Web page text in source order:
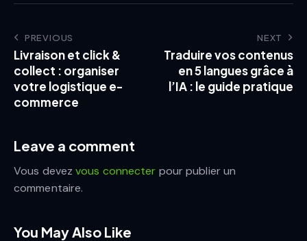
PREVIOUS
Livraison et click &
collect : organiser
votre logistique e-
commerce
NEXT
Traduire vos contenus
en 5 langues grâce à
l’IA : le guide pratique
Leave a comment
Vous devezvous connecter pour publier un
commentaire.
You May Also Like